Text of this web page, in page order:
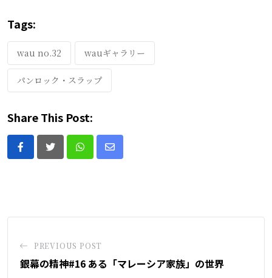
Tags:
wau no.32 wauギャラリー
パンロック・スラップ
Share This Post:
Whatsapp
Share
PREVIOUS POST
銀幕の精神#16 ある「マレーシア家族」の世界